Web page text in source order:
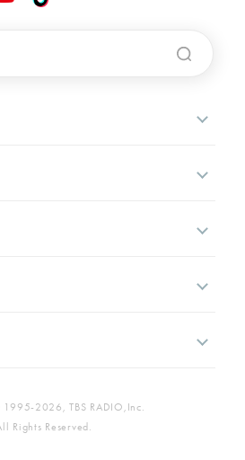
2026, TBS RADIO,Inc.
Rights Reserved.